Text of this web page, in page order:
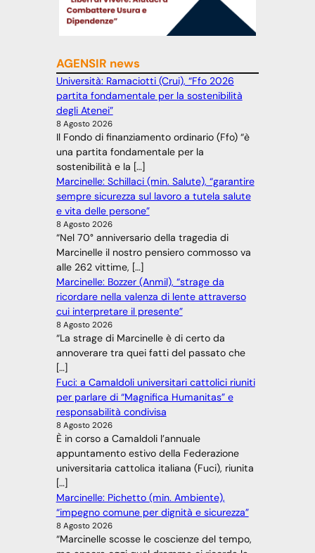
AGENSIR news
Università: Ramaciotti (Crui), “Ffo 2026
partita fondamentale per la sostenibilità
degli Atenei”
8 Agosto 2026
Il Fondo di finanziamento ordinario (Ffo) “è
una partita fondamentale per la
sostenibilità e la […]
Marcinelle: Schillaci (min. Salute), “garantire
sempre sicurezza sul lavoro a tutela salute
e vita delle persone”
8 Agosto 2026
“Nel 70° anniversario della tragedia di
Marcinelle il nostro pensiero commosso va
alle 262 vittime, […]
Marcinelle: Bozzer (Anmil), “strage da
ricordare nella valenza di lente attraverso
cui interpretare il presente”
8 Agosto 2026
“La strage di Marcinelle è di certo da
annoverare tra quei fatti del passato che
[…]
Fuci: a Camaldoli universitari cattolici riuniti
per parlare di “Magnifica Humanitas” e
responsabilità condivisa
8 Agosto 2026
È in corso a Camaldoli l’annuale
appuntamento estivo della Federazione
universitaria cattolica italiana (Fuci), riunita
[…]
Marcinelle: Pichetto (min. Ambiente),
“impegno comune per dignità e sicurezza”
8 Agosto 2026
“Marcinelle scosse le coscienze del tempo,